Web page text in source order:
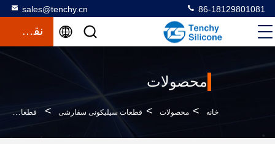
sales@tenchy.cn 86-18129801081
نقل قول
محصولات
خانه > محصولات > قطعات سیلیکونی سفارشی > قطعات سیلیکونی سفارشی مقاوم در برابر حرارت، واشر لاستیکی O-Ring برای مصارف صنعتی